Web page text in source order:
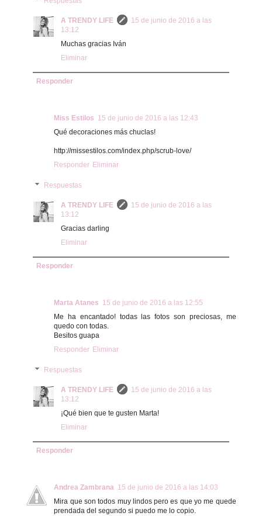
A TRENDY LIFE
15 de junio de 2016 a las
13:12
Muchas gracias Iván
Eliminar
Responder
Miss Estilos 15 de junio de 2016 a las 12:43
Qué decoraciones más chuclas!
http://missestilos.com/index.php/scrub-love/
Responder Eliminar
Respuestas
A TRENDY LIFE
15 de junio de 2016 a las
13:12
Gracias darling
Eliminar
Responder
Marta Atanes 15 de junio de 2016 a las 12:55
Me ha encantado! todas las fotos son preciosas, me
quedo con todas.
Besitos guapa
Responder Eliminar
Respuestas
A TRENDY LIFE
15 de junio de 2016 a las
13:12
¡Qué bien que te gusten Marta!
Eliminar
Responder
Andrea Zambrana 15 de junio de 2016 a las 14:03
Mira que son todos muy lindos pero es que yo me quede
prendada del segundo si puedo me lo copio.